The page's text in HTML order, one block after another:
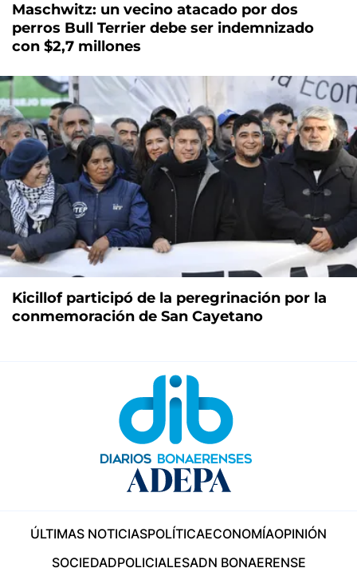
Maschwitz: un vecino atacado por dos
perros Bull Terrier debe ser indemnizado
con $2,7 millones
Kicillof participó de la peregrinación por la
conmemoración de San Cayetano
ÚLTIMAS NOTICIASPOLÍTICAECONOMÍAOPINIÓN
SOCIEDADPOLICIALESADN BONAERENSE